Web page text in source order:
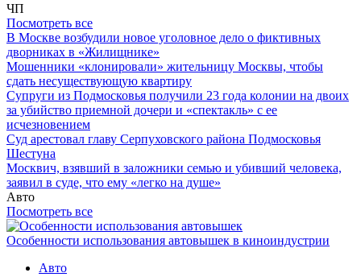
ЧП
Посмотреть все
В Москве возбудили новое уголовное дело о фиктивных
дворниках в «Жилищнике»
Мошенники «клонировали» жительницу Москвы, чтобы
сдать несуществующую квартиру
Супруги из Подмосковья получили 23 года колонии на двоих
за убийство приемной дочери и «спектакль» с ее
исчезновением
Суд арестовал главу Серпуховского района Подмосковья
Шестуна
Москвич, взявший в заложники семью и убивший человека,
заявил в суде, что ему «легко на душе»
Авто
Посмотреть все
Особенности использования автовышек в киноиндустрии
Авто